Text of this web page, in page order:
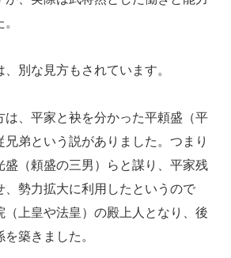
別な見方もされています。
は、平家と袂を分かった平頼盛（平
弟という説がありました。つまり
盛（頼盛の三男）らと謀り、平家残
、勢力拡大に利用したというので
（上皇や法皇）の殿上人となり、後
築きました。